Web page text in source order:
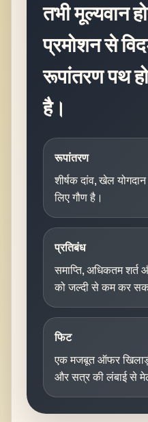
तभी मूल्यवान
प्रमोशन से
रूपांतरण पथ
है।
रूपांतरण
शीर्षक दांव, खेल
लिए गौण है।
प्रतिबंध
समाप्ति, अधिकतम शर्त
को जल्दी से कम कर
फिट
एक मजबूत ऑफर
और सत्र की लंबाई से